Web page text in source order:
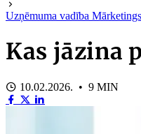
Uzņēmuma vadība Mārketings
Kas jāzina
10.02.2026. • 9 MIN